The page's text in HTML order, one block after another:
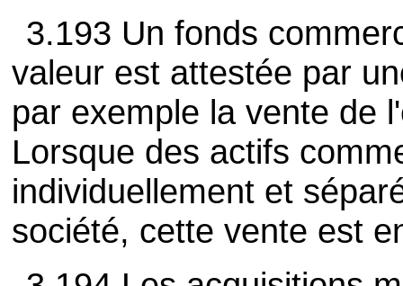
3.193 Un fonds
valeur est attestée par
par exemple la vente de
Lorsque des actifs
individuellement et
société, cette vente est